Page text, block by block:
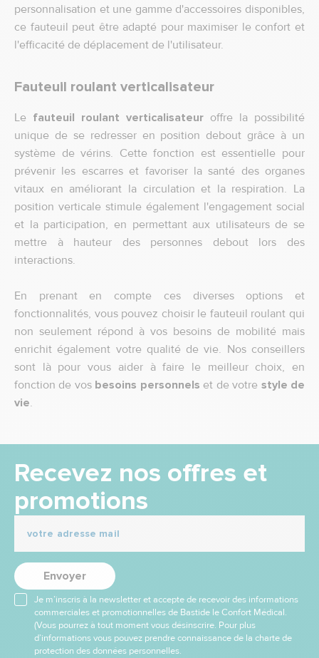
personnalisation et une gamme d'accessoires disponibles,
ce fauteuil peut être adapté pour maximiser le confort et
l'efficacité de déplacement de l'utilisateur.
Fauteuil roulant verticalisateur
Le fauteuil roulant verticalisateur offre la possibilité
unique de se redresser en position debout grâce à un
système de vérins. Cette fonction est essentielle pour
prévenir les escarres et favoriser la santé des organes
vitaux en améliorant la circulation et la respiration. La
position verticale stimule également l'engagement social
et la participation, en permettant aux utilisateurs de se
mettre à hauteur des personnes debout lors des
interactions.
En prenant en compte ces diverses options et
fonctionnalités, vous pouvez choisir le fauteuil roulant qui
non seulement répond à vos besoins de mobilité mais
enrichit également votre qualité de vie. Nos conseillers
sont là pour vous aider à faire le meilleur choix, en
fonction de vos besoins personnels et de votre style de
vie.
Recevez nos offres et
promotions
Envoyer
Je m’inscris à la newsletter et accepte de recevoir des informations
commerciales et promotionnelles de Bastide le Confort Médical.
(Vous pourrez à tout moment vous désinscrire. Pour plus
d’informations vous pouvez prendre connaissance de la charte de
protection des données personnelles.